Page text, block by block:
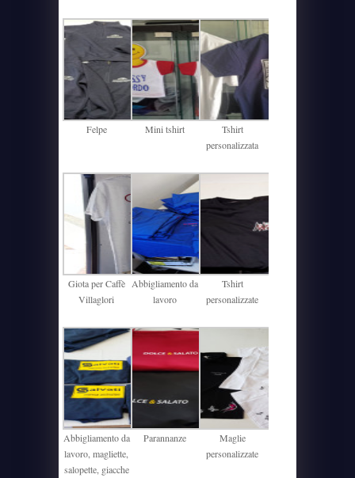
Felpe Mini tshirt
Tshirt
personalizzata
Giota per Caffè
Villaglori
Abbigliamento da
lavoro
Tshirt
personalizzate
Abbigliamento da
lavoro, magliette,
salopette, giacche
Parannanze
Maglie
personalizzate